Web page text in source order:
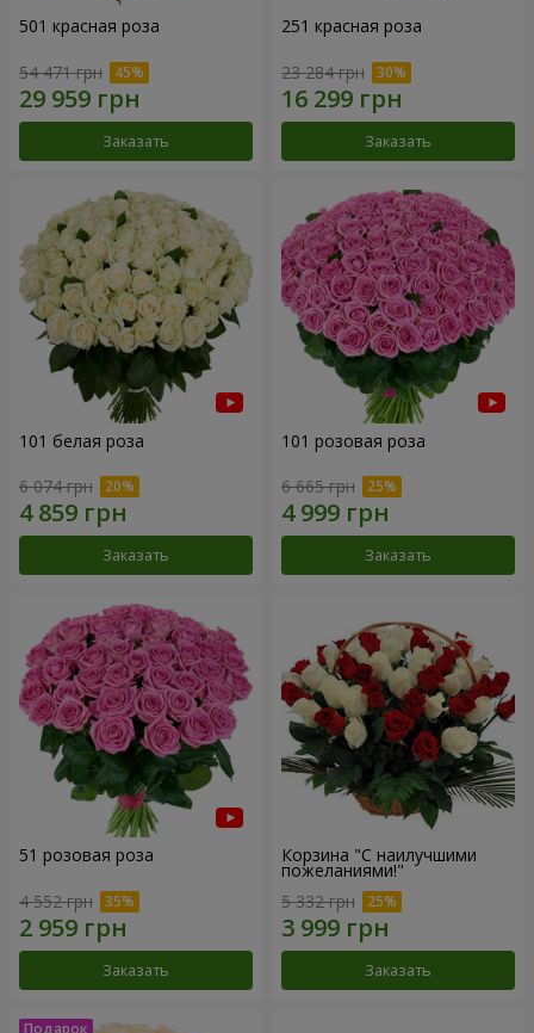
501 красная роза
54 471 грн
Заказать
251 красная роза
23 284 грн
Заказать
101 белая роза
6 074 грн
Заказать
101 розовая роза
6 665 грн
Заказать
51 розовая роза
4 552 грн
Заказать
Корзина "С наилучшими
пожеланиями!"
5 332 грн
Заказать